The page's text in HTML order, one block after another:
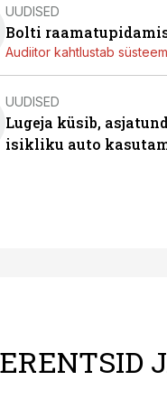
UUDISED
Bolti
Audiitor kahtlustab
UUDISED
Lugeja küsib,
isikliku auto